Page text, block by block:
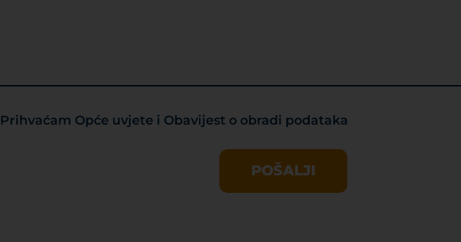
Prihvaćam Opće uvjete i Obavijest o obradi podataka
POŠALJI